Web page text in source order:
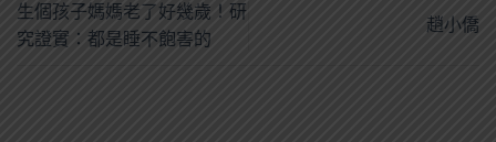
生個孩子媽媽老了好幾歲！研
究證實：都是睡不飽害的
趙小僑